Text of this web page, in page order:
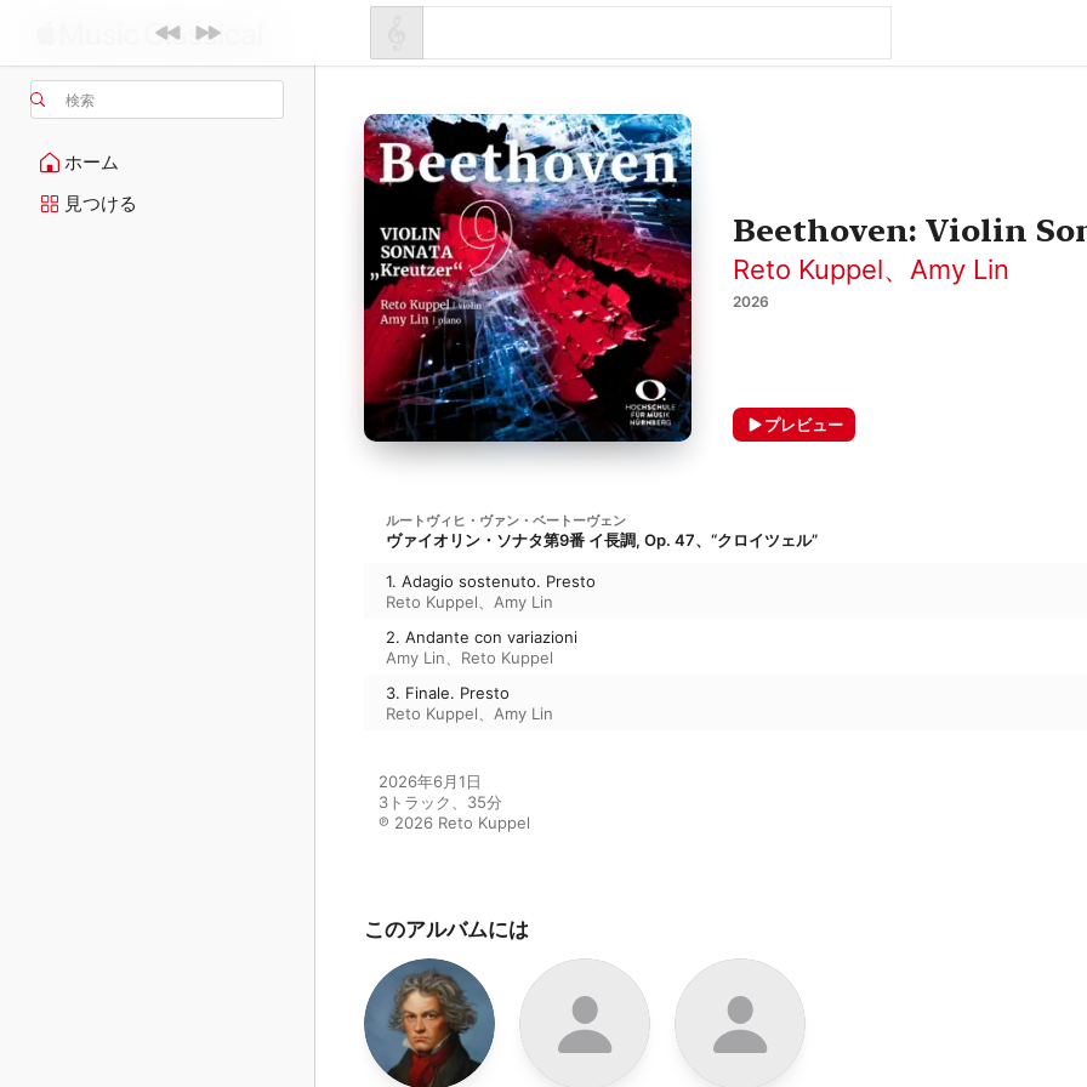
検索
ホーム
見つける
Beethoven: Violin
Reto Kuppel、 Amy Lin
2026
プレビュー
ルートヴィヒ・ヴァン・ベートーヴェン
ヴァイオリン・ソナタ第9番 イ長調, Op. 47、“クロイツェル”
1. Adagio sostenuto. Presto
Reto Kuppel
Amy Lin
2. Andante con variazioni
Amy Lin
Reto Kuppel
3. Finale. Presto
Reto Kuppel
Amy Lin
2026年6月1日
3トラック、35分
℗ 2026 Reto Kuppel
このアルバムには